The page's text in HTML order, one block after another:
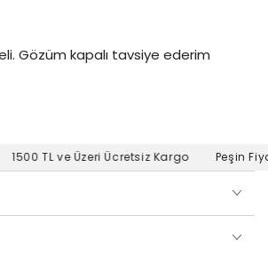
Gözüm kapalı tavsiye ederim
1500 TL ve Üzeri Ücretsiz Kargo Peşin